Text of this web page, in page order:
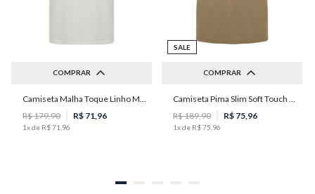
COMPRAR
G
R$179,90 R$ 71 96
1x de R$71 96
SALE
COMPRAR
M
R$189,90 R$ 75, 96
1x de R$75 96